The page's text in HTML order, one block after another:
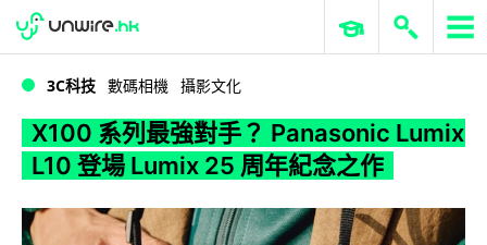
WWDC 2026 ERP 與商業 AI
3C科技 數碼相機 攝影文化
X100 系列最強對手？ Panasonic Lumix
L10 登場 Lumix 25 周年紀念之作